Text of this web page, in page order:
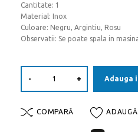
Cantitate: 1
Material: Inox
Culoare: Negru, Argintiu, Rosu
Observatii: Se poate spala in
- + Adauga
COMPARĂ